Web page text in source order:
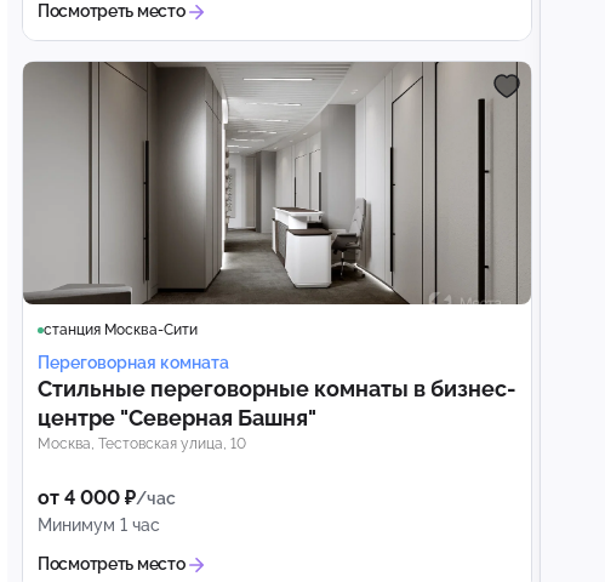
Посмотреть место
станция Москва-Сити
Переговорная комната
Стильные переговорные комнаты в бизнес-
центре "Северная Башня"
Москва, Тестовская улица, 10
от 4 000 ₽/час
Минимум 1 час
Посмотреть место